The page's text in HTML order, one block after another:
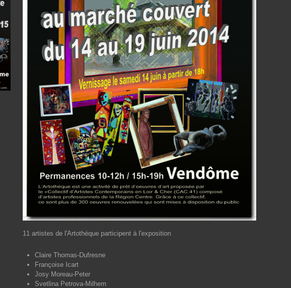
11 artistes de l'Artothèque participent à l'exposition
Claire Thomas-Dufresne
Françoise Icart
Josy Moreau-Peter
Svetlina Petrova-Milhem